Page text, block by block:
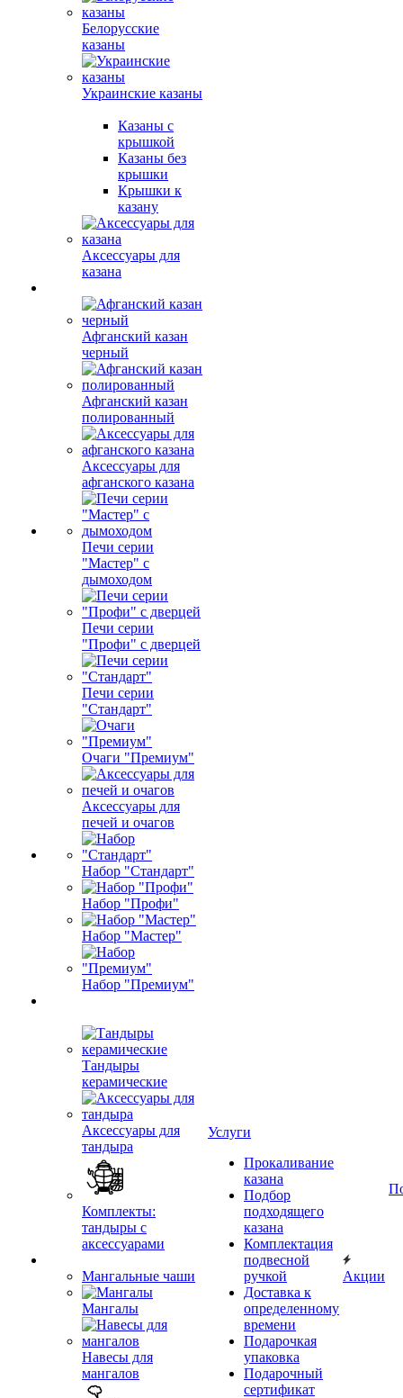
Белорусские
казаны
Украинские казаны
Казаны с
крышкой
Казаны без
крышки
Крышки к
казану
Аксессуары для
казана
Афганский казан
черный
Афганский казан
полированный
Аксессуары для
афганского казана
Печи серии
"Мастер" с
дымоходом
Печи серии
"Профи" с дверцей
Печи серии
"Стандарт"
Очаги "Премиум"
Аксессуары для
печей и очагов
Набор "Стандарт"
Набор "Профи"
Набор "Мастер"
Набор "Премиум"
Тандыры
керамические
Аксессуары для
тандыра
Комплекты:
тандыры с
аксессуарами
Мангальные чаши
Мангалы
Навесы для
мангалов
Услуги
Прокаливание
казана
Подбор
подходящего
казана
Комплектация
подвесной
ручкой
Доставка к
определенному
времени
Подарочкая
упаковка
Подарочный
сертификат
Акции